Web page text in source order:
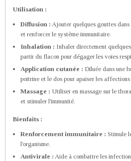
Utilisation :
Diffusion : Ajouter quelques gouttes
et renforcer le système immunitaire.
Inhalation : Inhaler directement
partir du flacon pour dégager les voies
Application cutanée : Diluée dans une
poitrine et le dos pour apaiser les
Massage : Utiliser en massage sur le
et stimuler l'immunité.
Bienfaits :
Renforcement immunitaire : Stimule
l'organisme.
Antivirale : Aide à combattre les